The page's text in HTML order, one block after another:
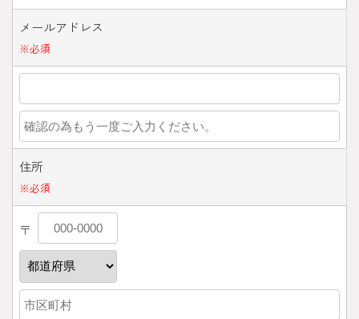
メールアドレス
※必須
住所
※必須
〒